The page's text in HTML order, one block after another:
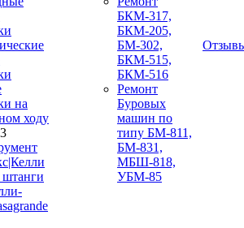
на
ходу
БКМ-317,
БКМ-205,
БМ-302,
БКМ-515,
БКМ-516
Ремонт
Буровых
машин по
типу БМ-811,
БМ-831,
МБШ-818,
УБМ-85